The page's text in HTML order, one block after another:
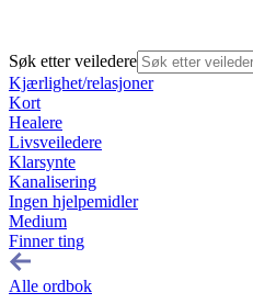
Søk etter veiledere
Kjærlighet/relasjoner
Kort
Healere
Livsveiledere
Klarsynte
Kanalisering
Ingen hjelpemidler
Medium
Finner ting
Alle ordbok